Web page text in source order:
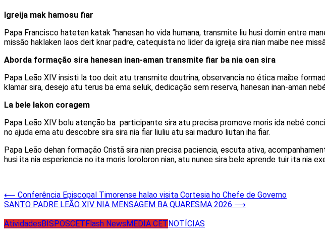
Igreija mak hamosu fiar
Papa Francisco hateten katak “hanesan ho vida humana, transmite liu husi domin entre
missão haklaken laos deit knar padre, catequista no lider da igreija sira nian maibe nee
Aborda formação sira hanesan inan-aman transmite fiar ba nia oan sira
Papa Leão XIV insisti la too deit atu transmite doutrina, observancia no ética maibe
klamar sira, desejo atu terus ba ema seluk, dedicação sem reserva, hanesan inan-aman
La bele lakon coragem
Papa Leão XIV bolu atenção ba participante sira atu precisa promove moris ida nebé
no ajuda ema atu descobre sira sira nia fiar liuliu atu sai maduro liutan iha fiar.
Papa Leão dehan formação Cristã sira nian precisa paciencia, escuta ativa,
husi ita nia esperiencia no ita moris loroloron nian, atu nunee sira bele aprende tuir ita nia
Post
navigation
⟵ Conferência Episcopal Timorense halao visita Cortesia ho Chefe de Governo
SANTO PADRE LEÃO XIV NIA MENSAGEM BA QUARESMA 2026 ⟶
AtividadesBISPOSCETFlash NewsMEDIA CETNOTÍCIAS